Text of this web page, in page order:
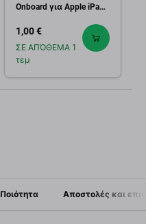
Onboard για Apple iPad
1,00 €
ΣΕ ΑΠΌΘΕΜΑ 1
τεμ
Ποιότητα Αποστολές και